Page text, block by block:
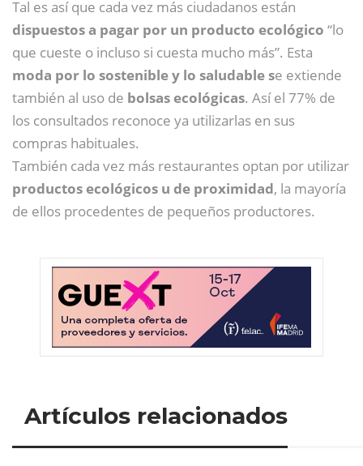
Tal es así que cada vez más ciudadanos están
dispuestos a pagar por un producto ecológico “lo
que cueste o incluso si cuesta mucho más”. Esta
moda por lo sostenible y lo saludable se extiende
también al uso de bolsas ecológicas. Así el 77% de
los consultados reconoce ya utilizarlas en sus
compras habituales.
También cada vez más restaurantes optan por utilizar
productos ecológicos u de proximidad, la mayoría
de ellos procedentes de pequeños productores.
Artículos relacionados